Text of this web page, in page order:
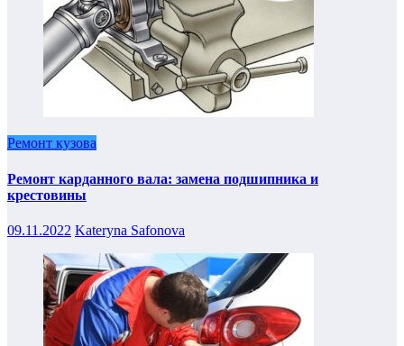
Ремонт кузова
Ремонт карданного вала: замена подшипника и
крестовины
09.11.2022 Kateryna Safonova